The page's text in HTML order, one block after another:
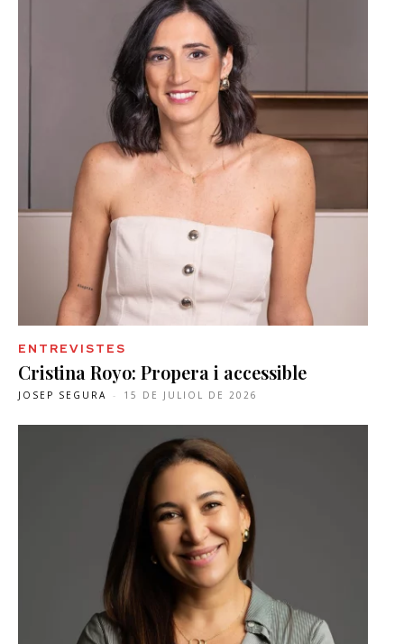
ENTREVISTES
Cristina Royo: Propera i accessible
JOSEP SEGURA - 15 DE JULIOL DE 2026